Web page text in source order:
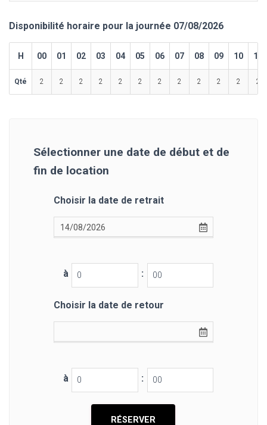
Disponibilité horaire pour la journée 07/08/2026
H 00 01 02 03 04 05 06 07 08 09 10 11
Qté 2 2 2 2 2 2 2 2 2 2 2 2
Sélectionner une date de début et de
fin de location
Choisir la date de retrait
à :
Choisir la date de retour
à :